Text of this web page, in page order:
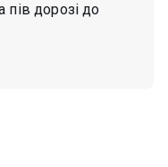
дорозі до